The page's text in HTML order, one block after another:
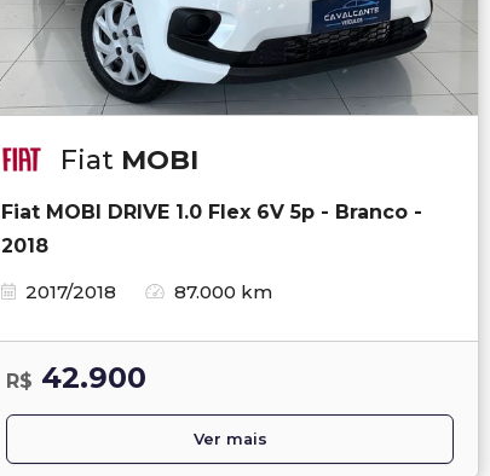
Fiat MOBI
Fiat MOBI DRIVE 1.0 Flex 6V 5p - Branco -
2018
2017/2018
87.000 km
R$ 42.900
Ver mais